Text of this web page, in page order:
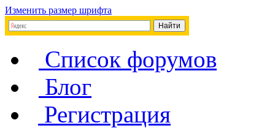
Изменить размер шрифта
Список форумов
Блог
Регистрация